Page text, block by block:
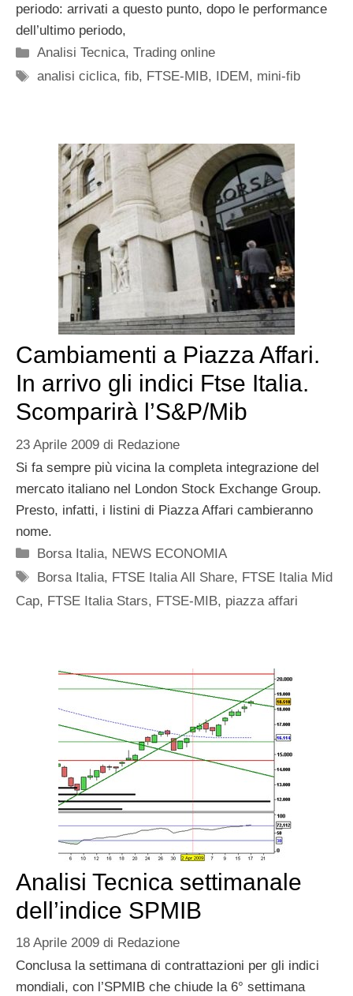
periodo: arrivati a questo punto, dopo le performance
dell’ultimo periodo,
Categorie
Analisi Tecnica,Trading online
Tag
analisi ciclica,fib, FTSE-MIB, IDEM, mini-fib
Cambiamenti a Piazza Affari.
In arrivo gli indici Ftse Italia.
Scomparirà l’S&P/Mib
23 Aprile 2009 di Redazione
Si fa sempre più vicina la completa integrazione del
mercato italiano nel London Stock Exchange Group.
Presto, infatti, i listini di Piazza Affari cambieranno
nome.
Categorie
Borsa Italia, NEWS ECONOMIA
Tag
Borsa Italia, FTSE Italia All Share, FTSE Italia Mid
Cap, FTSE Italia Stars, FTSE-MIB, piazza affari
Analisi Tecnica settimanale
dell’indice SPMIB
18 Aprile 2009 di Redazione
Conclusa la settimana di contrattazioni per gli indici
mondiali, con l’SPMIB che chiude la 6° settimana